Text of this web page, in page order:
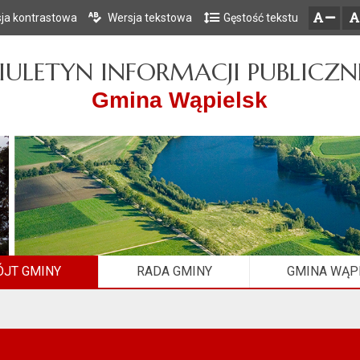
Przejdź do głównego menu
Przejdź do treści
Przejdź do mapy serwisu
kontrastowa Wersja tekstowa Gęstość tekstu
INFORMACJI
Gmina Wąpielsk
GMINY RADA GMINY GMINA